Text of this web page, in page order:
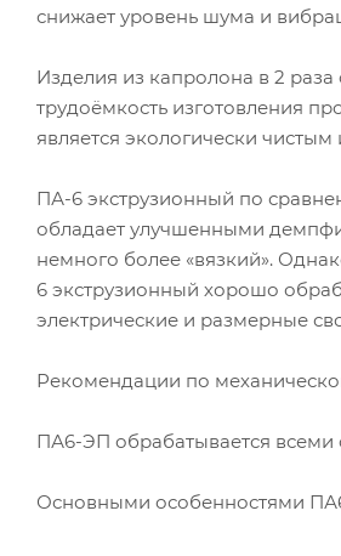
снижает уровень шума и
Изделия из капролона в 2
трудоёмкость изготовления
является экологически
ПА-6 экструзионный по
обладает улучшенными
немного более «вязкий».
6 экструзионный хорошо
электрические и размерные
Рекомендации по
ПА6-ЭП обрабатывается
Основными особенностями